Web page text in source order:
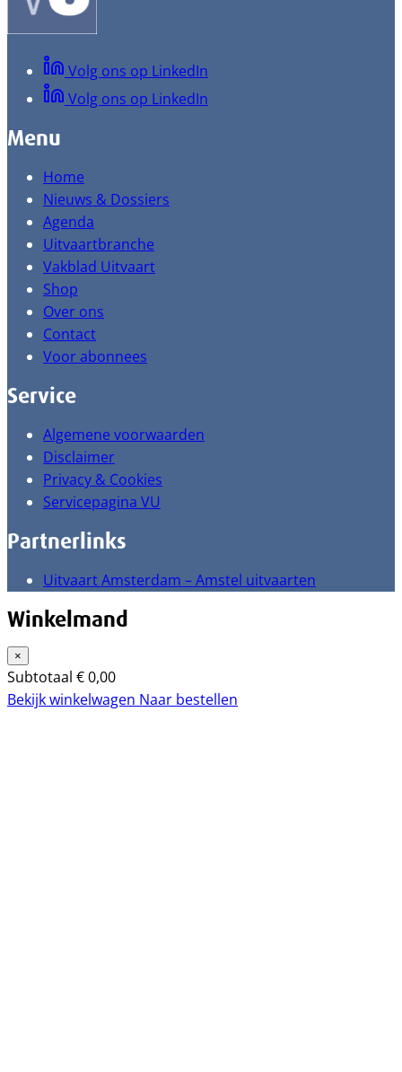
Volg ons op LinkedIn
Volg ons op LinkedIn
Menu
Home
Nieuws & Dossiers
Agenda
Uitvaartbranche
Vakblad Uitvaart
Shop
Over ons
Contact
Voor abonnees
Service
Algemene voorwaarden
Disclaimer
Privacy & Cookies
Servicepagina VU
Partnerlinks
Uitvaart Amsterdam – Amstel uitvaarten
Winkelmand
×
Subtotaal €0,00
Bekijk winkelwagen Naar bestellen